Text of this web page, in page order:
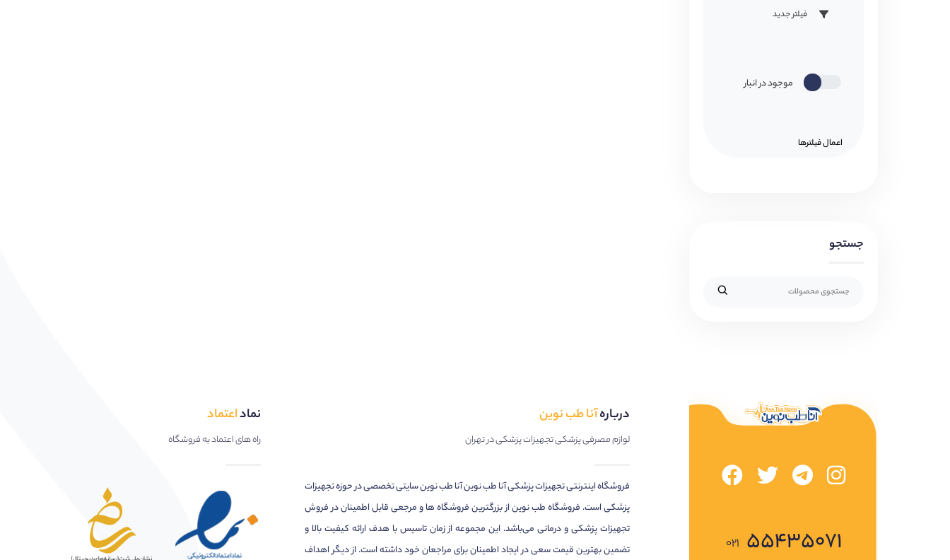
فیلتر جدید
موجود در انبار
اعمال فیلتر‌ها
جستجو
۰۲۱ ۵۵۴۳۵۰۷۱
دربارهآنا طب نوین
لوازم مصرفی پزشکی تجهیزات پزشکی در تهران
فروشگاه اینترنتی تجهیزات پزشکی آنا طب نوین آنا طب نوین سایتی تخصصی در حوزه تجهیزات
پزشکی است. فروشگاه طب نوین از بزرگترین فروشگاه ها و مرجعی قابل اطمینان در فروش
تجهیزات پزشکی و درمانی می‌باشد. این مجموعه از زمان تاسیس با هدف ارائه کیفیت بالا و
تضمین بهترین قیمت سعی در ایجاد اطمینان برای مراجعان خود داشته است. از دیگر اهداف
نماداعتماد
راه های اعتماد به فروشگاه